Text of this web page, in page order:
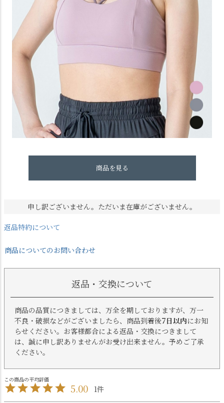
商品を見る
申し訳ございません。ただいま在庫がございません。
返品特約について
商品についてのお問い合わせ
返品・交換について
商品の品質につきましては、万全を期しておりますが、万一
不良・破損などがございましたら、商品到着後7日以内にお知
らせください。お客様都合による返品・交換につきまして
は、誠に申し訳ありませんがお受け出来ません。予めご了承
ください。
5.00 1